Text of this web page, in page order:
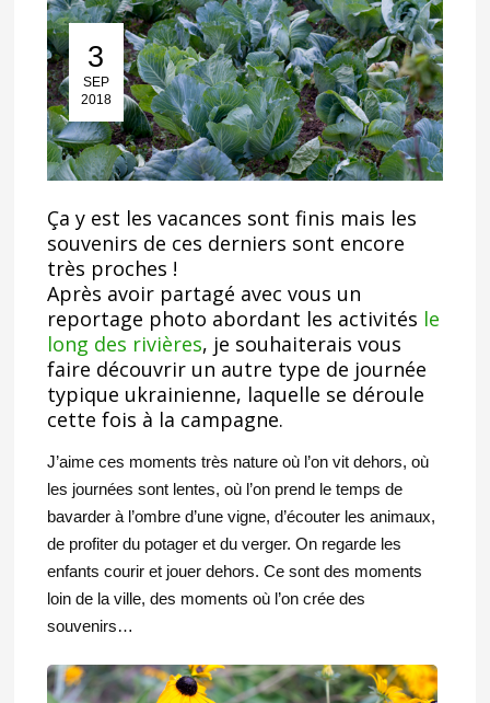
3
SEP
2018
03 Sep 2018
Ça y est les vacances sont finis mais les
souvenirs de ces derniers sont encore
très proches !
Après avoir partagé avec vous un
reportage photo abordant les activités le
long des rivières, je souhaiterais vous
faire découvrir un autre type de journée
typique ukrainienne, laquelle se déroule
cette fois à la campagne.
J’aime ces moments très nature où l’on vit dehors, où
les journées sont lentes, où l’on prend le temps de
bavarder à l’ombre d’une vigne, d’écouter les animaux,
de profiter du potager et du verger. On regarde les
enfants courir et jouer dehors. Ce sont des moments
loin de la ville, des moments où l’on crée des
souvenirs…